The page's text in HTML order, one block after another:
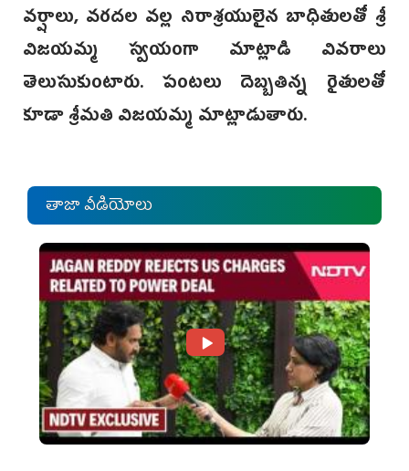
వర్షాలు, వరదల వల్ల నిరాశ్రయులైన బాధితులతో శ్రీ
విజయమ్మ స్వయంగా మాట్లాడి వివరాలు
తెలుసుకుంటారు. పంటలు దెబ్బతిన్న రైతులతో
కూడా శ్రీమతి విజయమ్మ మాట్లాడుతారు.
తాజా వీడియోలు